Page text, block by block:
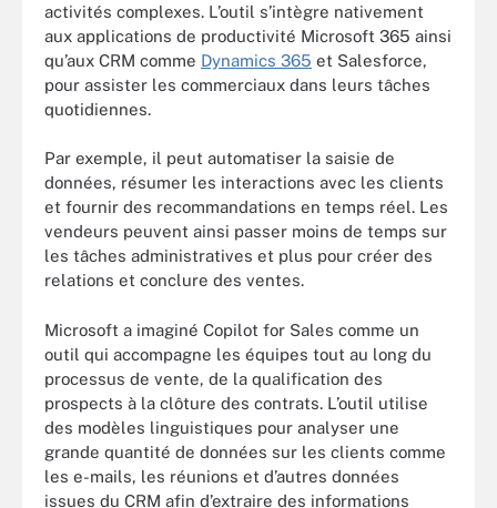
activités complexes. L’outil s’intègre nativement
aux applications de productivité Microsoft 365 ainsi
qu’aux CRM comme Dynamics 365 et Salesforce,
pour assister les commerciaux dans leurs tâches
quotidiennes.
Par exemple, il peut automatiser la saisie de
données, résumer les interactions avec les clients
et fournir des recommandations en temps réel. Les
vendeurs peuvent ainsi passer moins de temps sur
les tâches administratives et plus pour créer des
relations et conclure des ventes.
Microsoft a imaginé Copilot for Sales comme un
outil qui accompagne les équipes tout au long du
processus de vente, de la qualification des
prospects à la clôture des contrats. L’outil utilise
des modèles linguistiques pour analyser une
grande quantité de données sur les clients comme
les e-mails, les réunions et d’autres données
issues du CRM afin d’extraire des informations